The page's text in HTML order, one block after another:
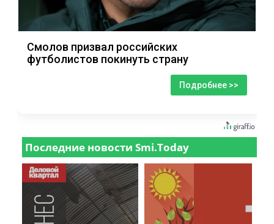
Смолов призвал российских
футболистов покинуть страну
Подробнее >>